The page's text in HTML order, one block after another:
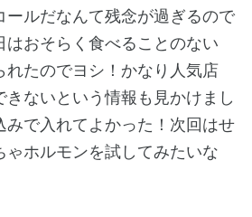
ールだなんて残念が過ぎるので
はおそらく食べることのない
れたのでヨシ！かなり人気店
きないという情報も見かけまし
みで入れてよかった！次回はせ
ゃホルモンを試してみたいな